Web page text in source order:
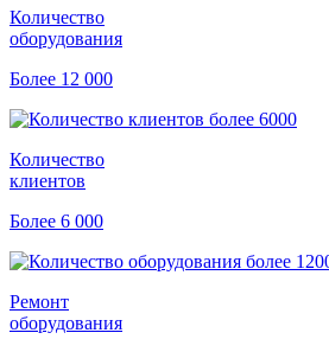
Количество
оборудования
Более 12 000
Количество
клиентов
Более 6 000
Ремонт
оборудования